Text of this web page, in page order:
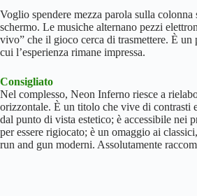
Voglio spendere mezza parola sulla
schermo. Le musiche alternano pezzi
vivo” che il gioco cerca di trasmettere. È
cui l’esperienza rimane impressa.
Consigliato
Nel complesso, Neon Inferno riesce a
orizzontale. È un titolo che vive di contrasti
dal punto di vista estetico; è accessibile nei
per essere rigiocato; è un omaggio ai
run and gun moderni. Assolutamente